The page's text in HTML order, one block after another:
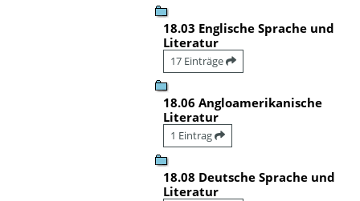
18.03 Englische Sprache und
Literatur
17 Einträge
18.06 Angloamerikanische
Literatur
1 Eintrag
18.08 Deutsche Sprache und
Literatur